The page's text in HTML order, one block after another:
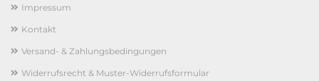
Impressum
Kontakt
Versand- & Zahlungsbedingungen
Widerrufsrecht & Muster-Widerrufsformular